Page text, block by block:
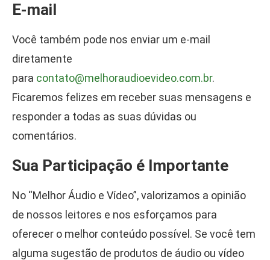
E-mail
Você também pode nos enviar um e-mail
diretamente
para contato@melhoraudioevideo.com.br.
Ficaremos felizes em receber suas mensagens e
responder a todas as suas dúvidas ou
comentários.
Sua Participação é Importante
No “Melhor Áudio e Vídeo”, valorizamos a opinião
de nossos leitores e nos esforçamos para
oferecer o melhor conteúdo possível. Se você tem
alguma sugestão de produtos de áudio ou vídeo